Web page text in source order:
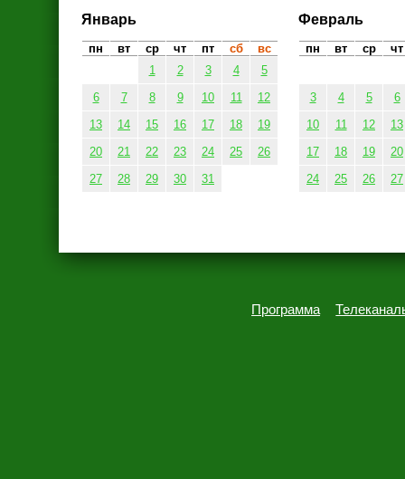
Январь
пн вт ср чт пт сб
вс
1
2 3 4
5
6
7 8 9 10 11
12
13
14 15 16 17 18
19
20
21 22 23 24 25
26
27
28 29 30 31
Февраль
пн вт ср чт
3 4 5
6
10
11 12
13
17
18 19
20
24
25 26 27
Программа